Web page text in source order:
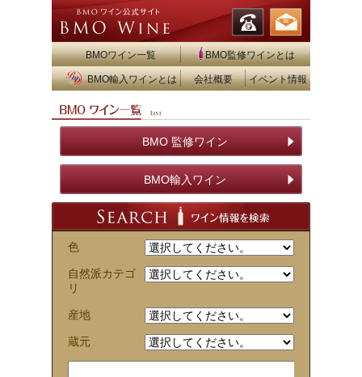
BMOワイン一覧 BMO監修ワインとは
BMO輸入ワインとは 会社概要 イベント情報
BMO 監修ワイン
BMO輸入ワイン
色
自然派カテゴ
リ
産地
蔵元